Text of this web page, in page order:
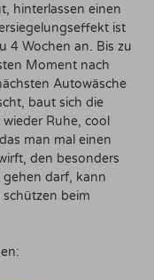
hinterlassen einen
ist
4 Wochen an. Bis zu
Moment nach
Autowäsche
baut sich die
Ruhe, cool
man mal einen
den besonders
gehen darf, kann
beim